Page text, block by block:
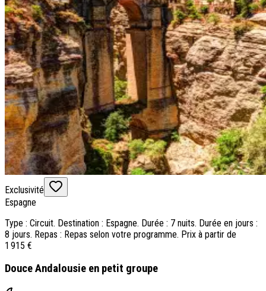
Exclusivité
Espagne
Type : Circuit. Destination : Espagne. Durée : 7 nuits. Durée en jours :
8 jours. Repas : Repas selon votre programme. Prix à partir de
1 915 €
Douce Andalousie en petit groupe